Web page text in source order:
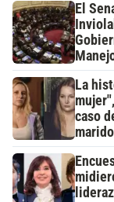
El
La
caso
marido